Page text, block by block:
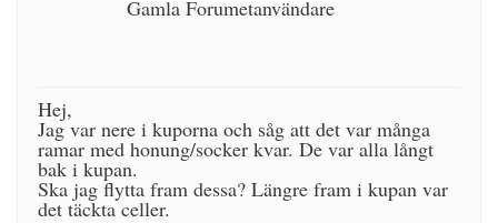
Gamla Forumetanvändare
Hej,
Jag var nere i kuporna och såg att det var många
ramar med honung/socker kvar. De var alla långt
bak i kupan.
Ska jag flytta fram dessa? Längre fram i kupan var
det täckta celler.